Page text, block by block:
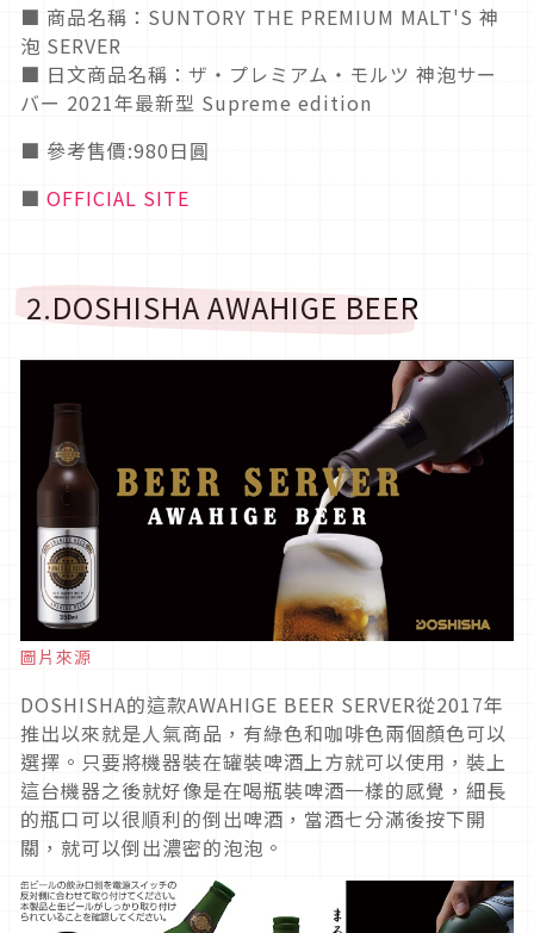
■ 商品名稱：SUNTORY THE PREMIUM MALT'S 神
泡 SERVER
■ 日文商品名稱：ザ・プレミアム・モルツ 神泡サー
バー 2021年最新型 Supreme edition
■ 參考售價:980日圓
■ OFFICIAL SITE
2.DOSHISHA AWAHIGE BEER
圖片來源
DOSHISHA的這款AWAHIGE BEER SERVER從2017年
推出以來就是人氣商品，有綠色和咖啡色兩個顏色可以
選擇。只要將機器裝在罐裝啤酒上方就可以使用，裝上
這台機器之後就好像是在喝瓶裝啤酒一樣的感覺，細長
的瓶口可以很順利的倒出啤酒，當酒七分滿後按下開
關，就可以倒出濃密的泡泡。